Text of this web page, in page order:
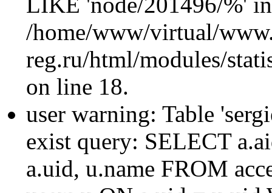
/home/www/virtual/
reg.ru/html/modules/
on line 18.
user warning: Table
exist query: SELECT
a.uid, u.name FROM